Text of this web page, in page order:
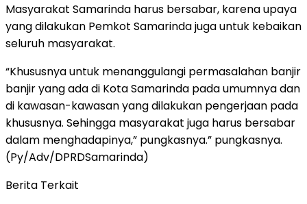
Masyarakat Samarinda harus bersabar, karena upaya
yang dilakukan Pemkot Samarinda juga untuk kebaikan
seluruh masyarakat.
“Khususnya untuk menanggulangi permasalahan banjir
banjir yang ada di Kota Samarinda pada umumnya dan
di kawasan-kawasan yang dilakukan pengerjaan pada
khususnya. Sehingga masyarakat juga harus bersabar
dalam menghadapinya,” pungkasnya.” pungkasnya.
(Py/Adv/DPRDSamarinda)
Berita Terkait